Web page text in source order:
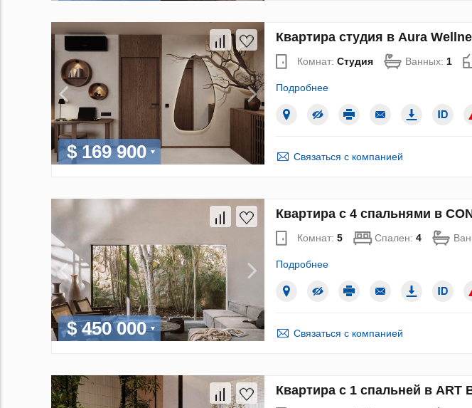
$ 169 900
Квартира студия в Aura
Комнат: Студия Ванных: 1
Подробнее
Связаться с компанией
$ 450 000
Квартира с 4 спальнями в
Комнат: 5 Спален: 4
Подробнее
Связаться с компанией
Квартира с 1 спальней в ART